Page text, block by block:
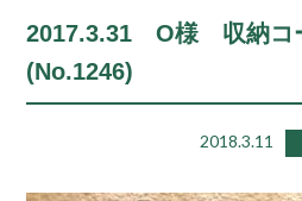
2017.3.31 O様 収納コ
(No.1246)
2018.3.11